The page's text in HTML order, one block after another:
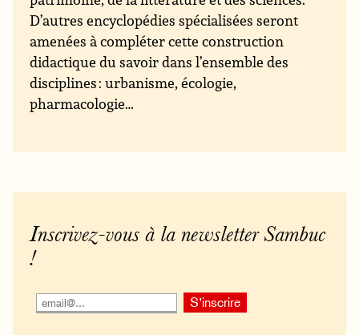
D’autres encyclopédies spécialisées seront
amenées à compléter cette construction
didactique du savoir dans l’ensemble des
disciplines : urbanisme, écologie,
pharmacologie…
Inscrivez-vous à la newsletter Sambuc
!